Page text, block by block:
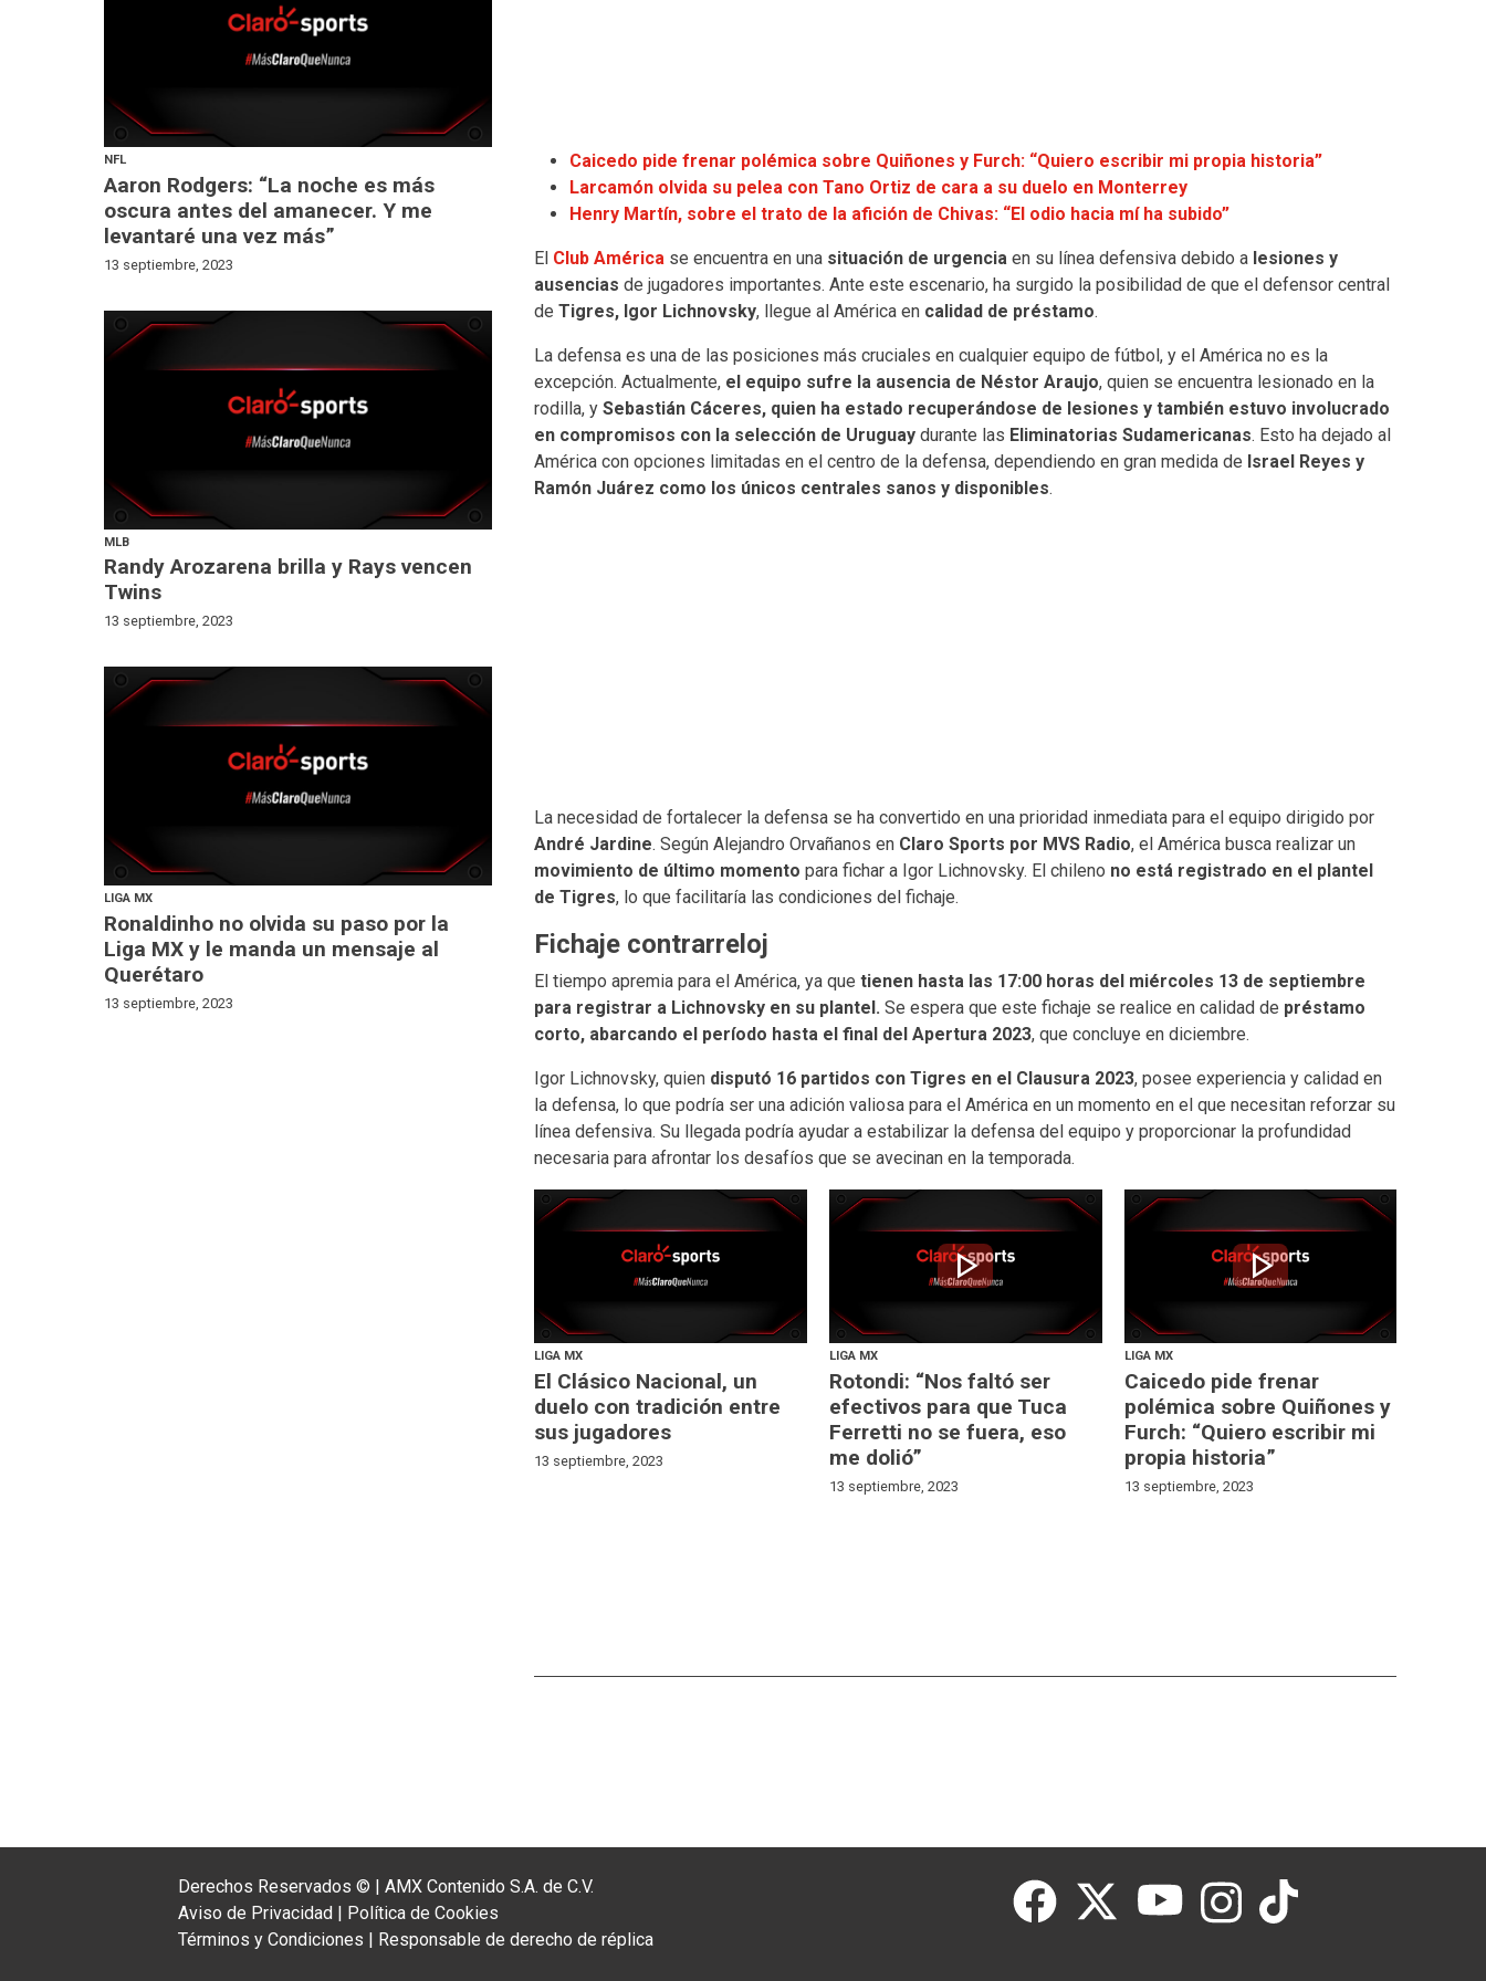
NFL
Aaron Rodgers: “La noche es más
oscura antes del amanecer. Y me
levantaré una vez más”
13 septiembre, 2023
MLB
Randy Arozarena brilla y Rays vencen
Twins
13 septiembre, 2023
LIGA MX
Ronaldinho no olvida su paso por la
Liga MX y le manda un mensaje al
Querétaro
13 septiembre, 2023
Caicedo pide frenar polémica sobre Quiñones y Furch: “Quiero escribir mi propia historia”
Larcamón olvida su pelea con Tano Ortiz de cara a su duelo en Monterrey
Henry Martín, sobre el trato de la afición de Chivas: “El odio hacia mí ha subido”
El Club Américase encuentra en una situación de urgencia en su línea defensiva debido a lesiones y
ausencias de jugadores importantes. Ante este escenario, ha surgido la posibilidad de que el defensor central
de Tigres, Igor Lichnovsky, llegue al América en calidad de préstamo.
La defensa es una de las posiciones más cruciales en cualquier equipo de fútbol, y el América no es la
excepción. Actualmente, el equipo sufre la ausencia de Néstor Araujo, quien se encuentra lesionado en la
rodilla, y Sebastián Cáceres, quien ha estado recuperándose de lesiones y también estuvo involucrado
en compromisos con la selección de Uruguaydurante las Eliminatorias Sudamericanas. Esto ha dejado al
América con opciones limitadas en el centro de la defensa, dependiendo en gran medida de Israel Reyes y
Ramón Juárez como los únicos centrales sanos y disponibles.
La necesidad de fortalecer la defensa se ha convertido en una prioridad inmediata para el equipo dirigido por
André Jardine. Según Alejandro Orvañanos en Claro Sports por MVS Radio, el América busca realizar un
movimiento de último momento para fichar a Igor Lichnovsky. El chileno no está registrado en el plantel
de Tigres, lo que facilitaría las condiciones del fichaje.
Fichaje contrarreloj
El tiempo apremia para el América, ya que tienen hasta las 17:00 horas del miércoles 13 de septiembre
para registrar a Lichnovsky en su plantel. Se espera que este fichaje se realice en calidad de préstamo
corto, abarcando el período hasta el final del Apertura 2023, que concluye en diciembre.
Igor Lichnovsky, quiendisputó 16 partidos con Tigres en el Clausura 2023, posee experiencia y calidad en
la defensa, lo que podría ser una adición valiosa para el América en un momento en el que necesitan reforzar su
línea defensiva. Su llegada podría ayudar a estabilizar la defensa del equipo y proporcionar la profundidad
necesaria para afrontar los desafíos que se avecinan en la temporada.
LIGA MX
El Clásico Nacional, un
duelo con tradición entre
sus jugadores
13 septiembre, 2023
play_arrow
LIGA MX
Rotondi: “Nos faltó ser
efectivos para que Tuca
Ferretti no se fuera, eso
me dolió”
13 septiembre, 2023
play_arrow
LIGA MX
Caicedo pide frenar
polémica sobre Quiñones y
Furch: “Quiero escribir mi
propia historia”
13 septiembre, 2023
Derechos Reservados © | AMX Contenido S.A. de C.V.
Aviso de Privacidad| Política de Cookies
Términos y Condiciones | Responsable de derecho de réplica